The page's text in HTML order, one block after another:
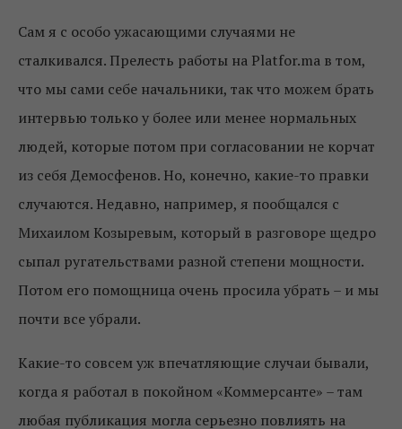
Сам я с особо ужасающими случаями не
сталкивался. Прелесть работы на Platfor.ma в том,
что мы сами себе начальники, так что можем брать
интервью только у более или менее нормальных
людей, которые потом при согласовании не корчат
из себя Демосфенов. Но, конечно, какие-то правки
случаются. Недавно, например, я пообщался с
Михаилом Козыревым, который в разговоре щедро
сыпал ругательствами разной степени мощности.
Потом его помощница очень просила убрать – и мы
почти все убрали.
Какие-то совсем уж впечатляющие случаи бывали,
когда я работал в покойном «Коммерсанте» – там
любая публикация могла серьезно повлиять на